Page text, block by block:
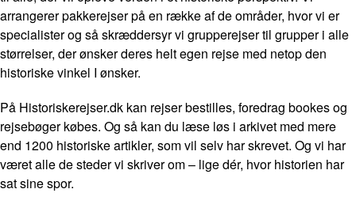
arrangerer pakkerejser på en række af de områder, hvor vi er
specialister og så skræddersyr vi grupperejser til grupper i alle
størrelser, der ønsker deres helt egen rejse med netop den
historiske vinkel I ønsker.
På Historiskerejser.dk kan rejser bestilles, foredrag bookes og
rejsebøger købes. Og så kan du læse løs i arkivet med mere
end 1200 historiske artikler, som vil selv har skrevet. Og vi har
været alle de steder vi skriver om – lige dér, hvor historien har
sat sine spor.